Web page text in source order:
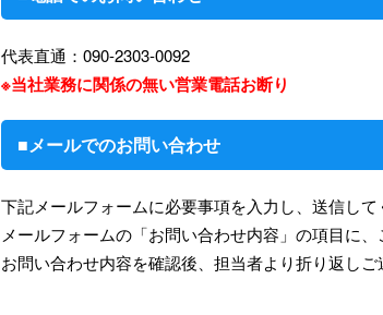
代表直通：090-2303-0092
※当社業務に関係の無い営業電話お断り
■メールでのお問い合わせ
下記メールフォームに必要事項を入力し、送信して
メールフォームの「お問い合わせ内容」の項目に、
お問い合わせ内容を確認後、担当者より折り返しご